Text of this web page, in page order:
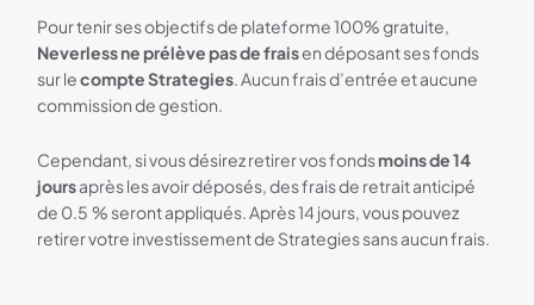
Pour tenir ses objectifs de plateforme 100% gratuite,
Neverless ne prélève pas de fraisen déposant ses fonds
sur lecompte Strategies. Aucun frais d’entrée et aucune
commission de gestion.
Cependant, si vous désirez retirer vos fondsmoins de 14
joursaprès les avoir déposés, des frais de retrait anticipé
de 0.5 % seront appliqués. Après 14 jours, vous pouvez
retirer votre investissement de Strategies sans aucun frais.